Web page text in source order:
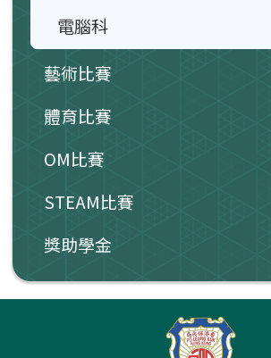
電腦科
藝術比賽
體育比賽
OM比賽
STEAM比賽
獎助學金